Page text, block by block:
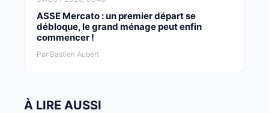
ASSE Mercato : un premier départ se
débloque, le grand ménage peut enfin
commencer !
Par Bastien Aubert
À LIRE AUSSI